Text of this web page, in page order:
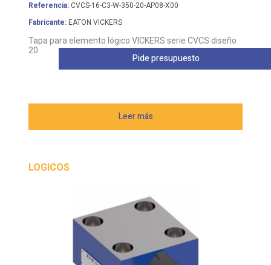
Referencia: CVCS-16-C3-W-350-20-AP08-X00
Fabricante: EATON VICKERS
Tapa para elemento lógico VICKERS serie CVCS diseño
20
Leer más
Pide presupuesto
LOGICOS